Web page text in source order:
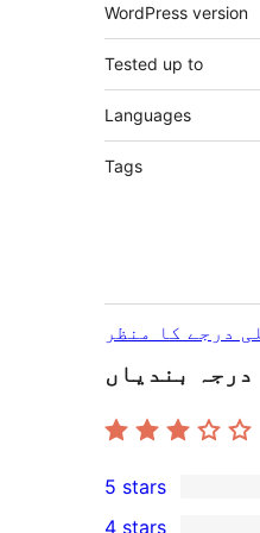
WordPress version
Tested up to
Languages
Tags
درجے کا منظر
درجہ بندیاں
3
5 stars
4 stars